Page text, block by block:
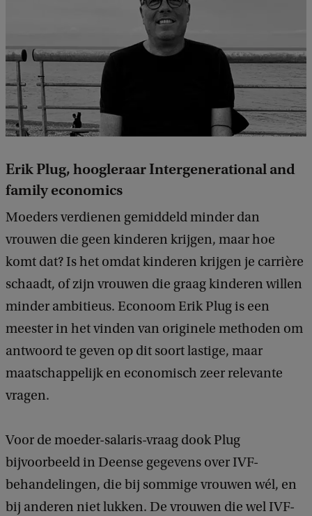
Erik Plug, hoogleraar Intergenerational and
family economics
Moeders verdienen gemiddeld minder dan
vrouwen die geen kinderen krijgen, maar hoe
komt dat? Is het omdat kinderen krijgen je carrière
schaadt, of zijn vrouwen die graag kinderen willen
minder ambitieus. Econoom Erik Plug is een
meester in het vinden van originele methoden om
antwoord te geven op dit soort lastige, maar
maatschappelijk en economisch zeer relevante
vragen.
Voor de moeder-salaris-vraag dook Plug
bijvoorbeeld in Deense gegevens over IVF-
behandelingen, die bij sommige vrouwen wél, en
bij anderen niet lukken. De vrouwen die wel IVF-